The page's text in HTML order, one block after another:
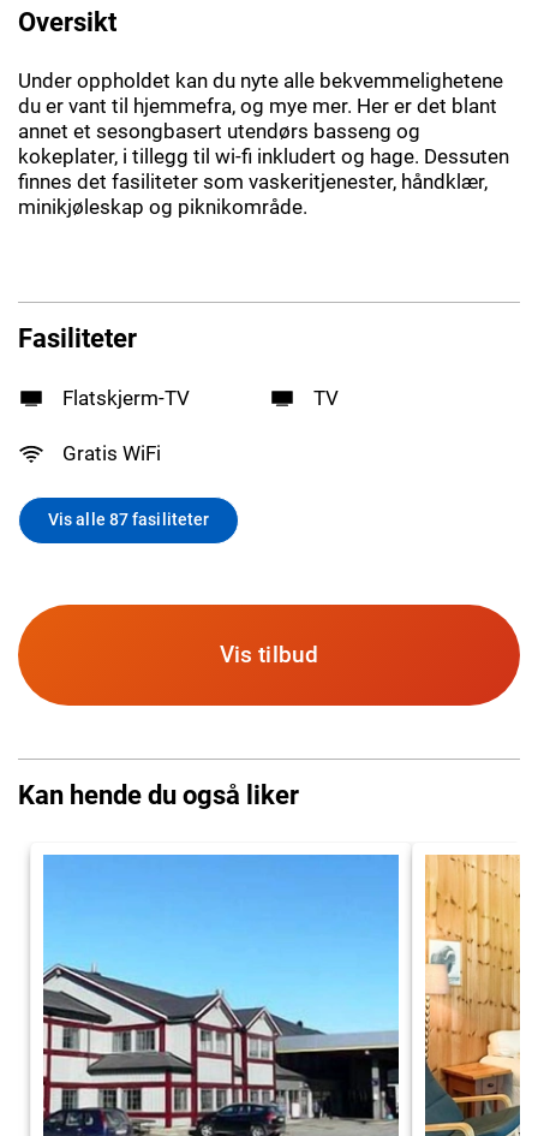
Oversikt
Under oppholdet kan du nyte alle bekvemmelighetene
du er vant til hjemmefra, og mye mer. Her er det blant
annet et sesongbasert utendørs basseng og
kokeplater, i tillegg til wi-fi inkludert og hage. Dessuten
finnes det fasiliteter som vaskeritjenester, håndklær,
minikjøleskap og piknikområde.
Fasiliteter
Flatskjerm-TV TV
Gratis WiFi
Vis alle 87 fasiliteter
Vis tilbud
Kan hende du også liker